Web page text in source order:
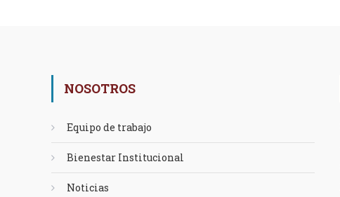
NOSOTROS
Equipo de trabajo
Bienestar Institucional
Noticias